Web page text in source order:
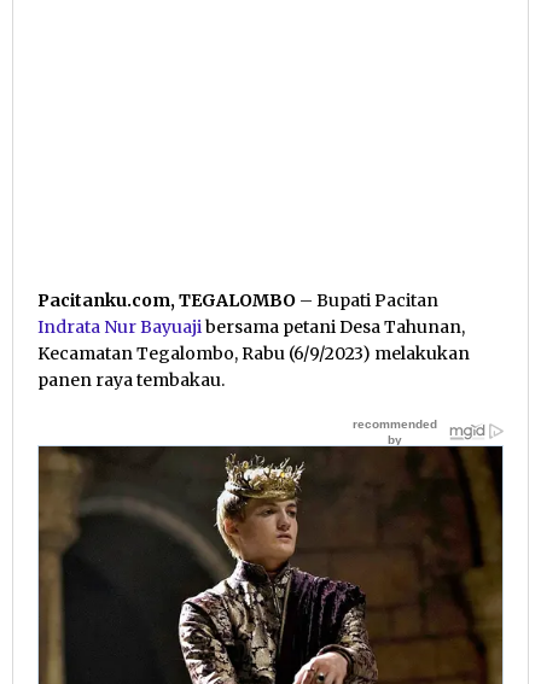
Pacitanku.com, TEGALOMBO – Bupati Pacitan
Indrata Nur Bayuajibersama petani Desa Tahunan,
Kecamatan Tegalombo, Rabu (6/9/2023) melakukan
panen raya tembakau.